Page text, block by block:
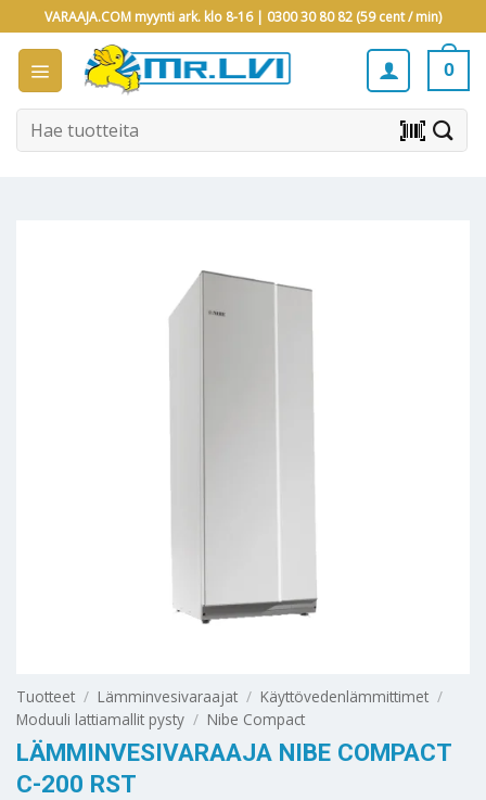
to
content
VARAAJA.COM myynti ark. klo 8-16 | 0300 30 80 82 (59 cent / min)
0
Etsi: barcode_scanner
Tuotteet / Lämminvesivaraajat / Käyttövedenlämmittimet /
Moduuli lattiamallit pysty / Nibe Compact
LÄMMINVESIVARAAJA NIBE COMPACT
C-200 RST